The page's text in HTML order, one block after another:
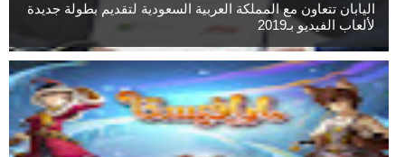
اليابان تتعاون مع المملكة العربية السعودية لتقديم بطولة جديدة
لألعاب الفيديو بـ2019